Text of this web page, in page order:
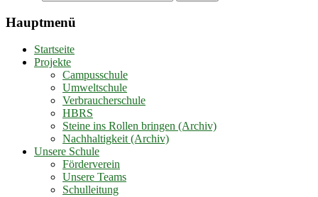
Hauptmenü
Startseite
Projekte
Campusschule
Umweltschule
Verbraucherschule
HBRS
Steine ins Rollen bringen (Archiv)
Nachhaltigkeit (Archiv)
Unsere Schule
Förderverein
Unsere Teams
Schulleitung